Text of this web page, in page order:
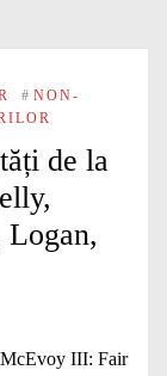
# NON-
de la
Logan,
McEvoy III: Fair